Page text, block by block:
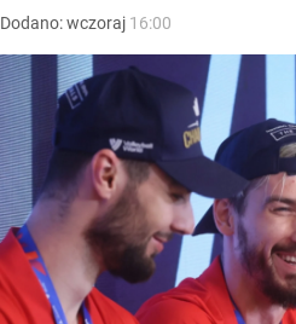
Dodano:wczoraj 16:00